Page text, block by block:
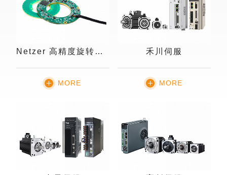
Netzer 高精度旋转编码器
MORE
禾川伺服
MORE